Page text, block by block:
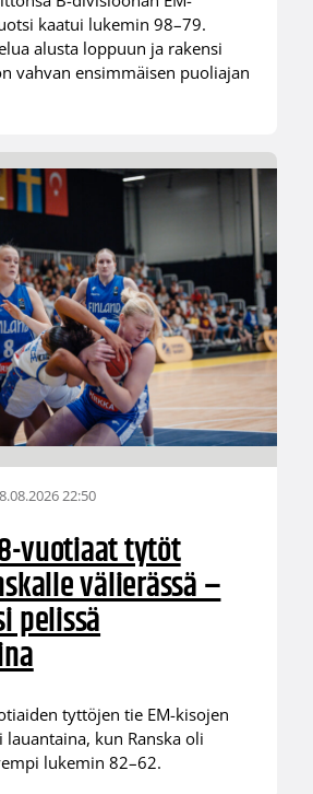
kaatui lukemin 98–79.
alusta loppuun ja rakensi
vahvan ensimmäisen puoliajan
22:50
vuotiaat tytöt
välierässä –
pelissä
tyttöjen tie EM-kisojen
kun Ranska oli
lukemin 82–62.